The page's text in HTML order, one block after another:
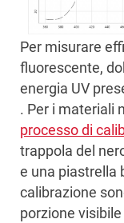
Per misurare
fluorescente,
energia UV
. Per i materiali
processo di
trappola del
e una piastrella
calibrazione
porzione